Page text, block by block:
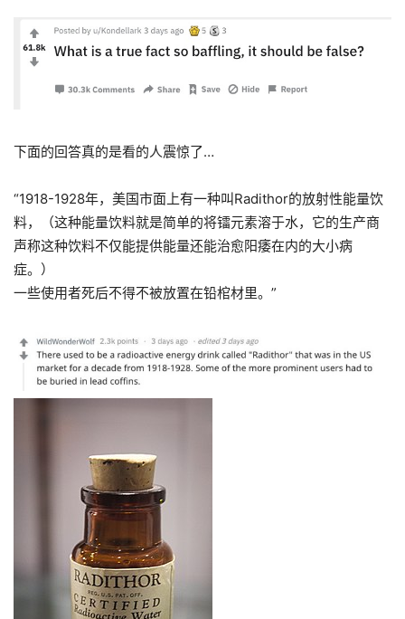
下面的回答真的是看的人震惊了…
“1918-1928年，美国市面上有一种叫Radithor的放射性能量饮
料，（这种能量饮料就是简单的将镭元素溶于水，它的生产商
声称这种饮料不仅能提供能量还能治愈阳痿在内的大小病
症。）
一些使用者死后不得不被放置在铅棺材里。”